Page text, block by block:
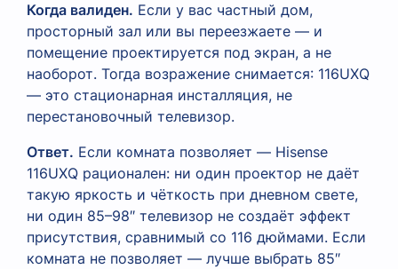
Когда валиден. Если у вас частный дом,
просторный зал или вы переезжаете — и
помещение проектируется под экран, а не
наоборот. Тогда возражение снимается: 116UXQ
— это стационарная инсталляция, не
перестановочный телевизор.
Ответ. Если комната позволяет — Hisense
116UXQ рационален: ни один проектор не даёт
такую яркость и чёткость при дневном свете,
ни один 85–98″ телевизор не создаёт эффект
присутствия, сравнимый со 116 дюймами. Если
комната не позволяет — лучше выбрать 85″